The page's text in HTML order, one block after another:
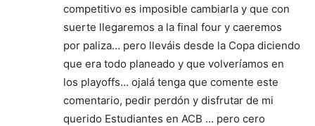
competitivo es imposible cambiarla y que con
suerte llegaremos a la final four y caeremos
por paliza… pero lleváis desde la Copa diciendo
que era todo planeado y que volveríamos en
los playoffs… ojalá tenga que comente este
comentario, pedir perdón y disfrutar de mi
querido Estudiantes en ACB … pero cero